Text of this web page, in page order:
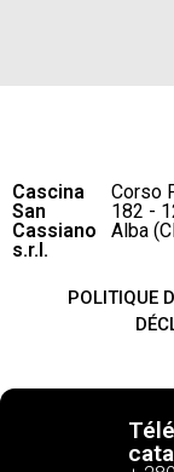
Cascina
San
Cassiano
s.r.l.
Corso
182 -
Alba
POLITIQUE